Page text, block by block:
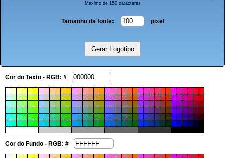
Máximo de 150 caracteres
Tamanho da fonte: pixel
Cor do Texto - RGB: #
Cor do Fundo - RGB: #